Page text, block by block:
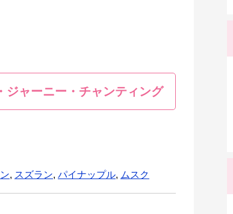
ジャーニー・チャンティング
, スズラン, パイナップル, ムスク